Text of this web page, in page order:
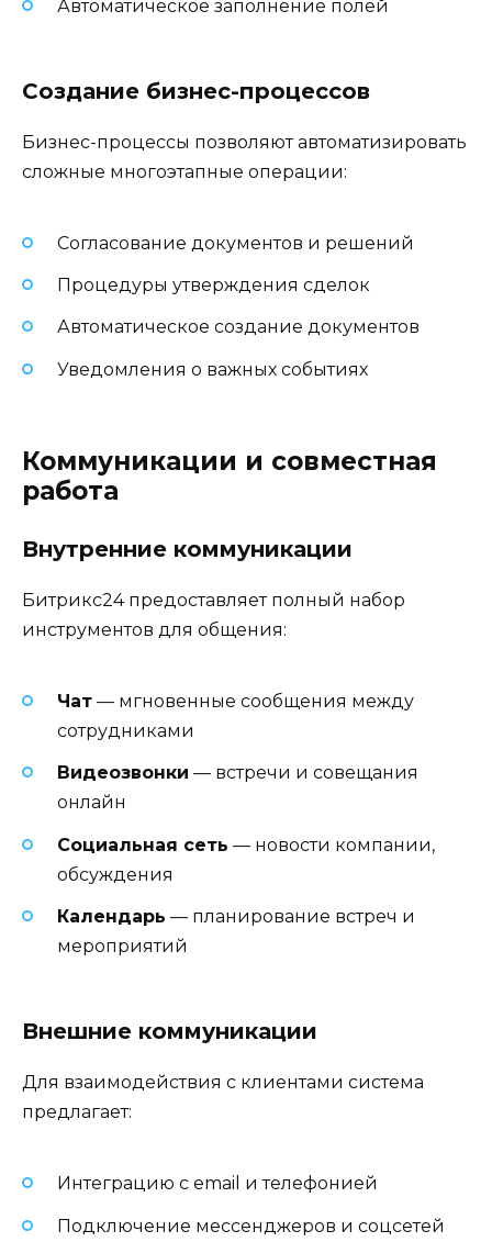
Автоматическое заполнение полей
Создание бизнес-процессов
Бизнес-процессы позволяют автоматизировать
сложные многоэтапные операции:
Согласование документов и решений
Процедуры утверждения сделок
Автоматическое создание документов
Уведомления о важных событиях
Коммуникации и совместная
работа
Внутренние коммуникации
Битрикс24 предоставляет полный набор
инструментов для общения:
Чат — мгновенные сообщения между
сотрудниками
Видеозвонки — встречи и совещания
онлайн
Социальная сеть — новости компании,
обсуждения
Календарь — планирование встреч и
мероприятий
Внешние коммуникации
Для взаимодействия с клиентами система
предлагает:
Интеграцию с email и телефонией
Подключение мессенджеров и соцсетей